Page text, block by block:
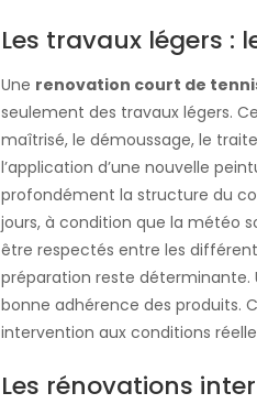
Les travaux légers :
Une renovation court de
seulement des travaux légers.
maîtrisé, le démoussage, le
l’application d’une nouvelle
profondément la structure du
jours, à condition que la météo
être respectés entre les
préparation reste
bonne adhérence des produits.
intervention aux conditions
Les rénovations